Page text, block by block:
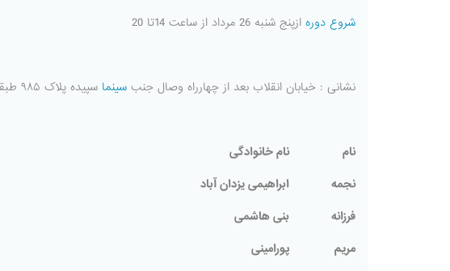
شروع دوره ازپنج شنبه 26 مرداد از ساعت 14تا 20
نشانی : خیابان انقلاب بعد از چهارراه وصال جنب سینما سپیده پلاک ۹۸۵ طبقه اول
نام
نام خانوادگی
نجمه
ابراهیمی یزدان آباد
فرزانه
بنی هاشمی
مریم
پورامینی